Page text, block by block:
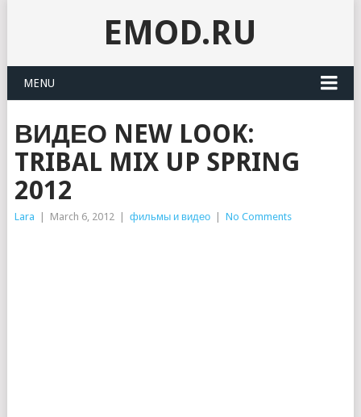
EMOD.RU
MENU
ВИДЕО NEW LOOK:
TRIBAL MIX UP SPRING
2012
Lara March 6, 2012 фильмы и видео No Comments